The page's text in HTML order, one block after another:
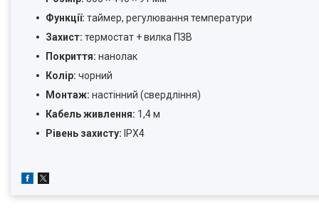
Функції: таймер, регулювання температури
Захист: термостат + вилка ПЗВ
Покриття: нанолак
Колір: чорний
Монтаж: настінний (свердління)
Кабель живлення: 1,4 м
Рівень захисту: IPX4